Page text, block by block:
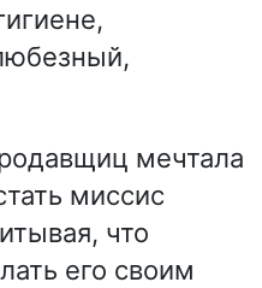
мечтала
миссис
что
его своим